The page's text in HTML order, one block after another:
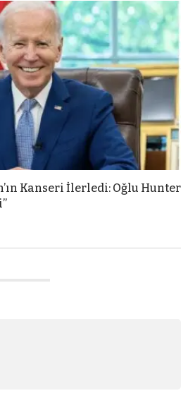
Kanseri İlerledi: Oğlu Hunter